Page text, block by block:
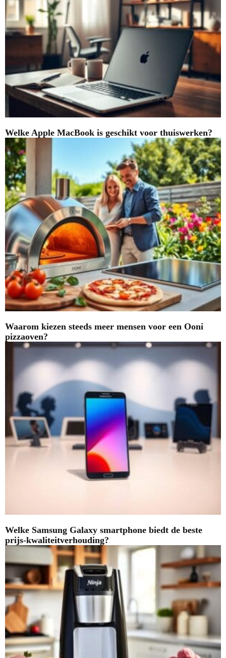
Welke Apple MacBook is geschikt voor thuiswerken?
Waarom kiezen steeds meer mensen voor een Ooni
pizzaoven?
Welke Samsung Galaxy smartphone biedt de beste
prijs-kwaliteitverhouding?